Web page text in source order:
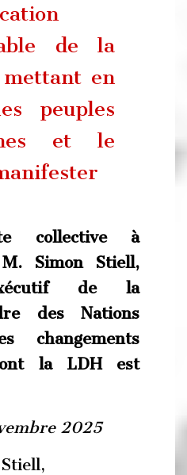
de la
mettant en
peuples
et le
collective à
Simon Stiell,
de la
des Nations
changements
la LDH est
2025